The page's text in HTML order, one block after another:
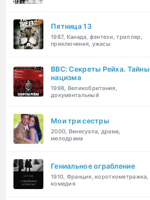
Пятница 13
1987, Канада, фэнтези, триллер,
приключения, ужасы
BBC: Секреты Рейха. Тайны
нацизма
1998, Великобритания,
документальный
Мои три сестры
2000, Венесуэла, драма,
мелодрама
Гениальное ограбление
1910, Франция, короткометражка,
комедия